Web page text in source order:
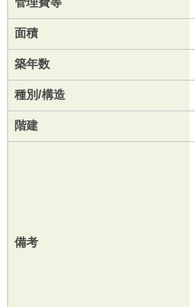
面積
築年数
種別/構造
階建
備考